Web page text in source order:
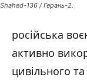
Shahed-136 / Герань-2.
російська
активно
цивільного